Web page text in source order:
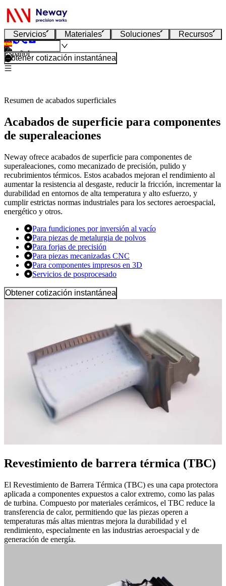
Servicios Materiales Soluciones Recursos
Español
Obtener cotización instantánea
Resumen de acabados superficiales
Acabados de superficie para componentes
de superaleaciones
Neway ofrece acabados de superficie para componentes de
superaleaciones, como mecanizado de precisión, pulido y
recubrimientos térmicos. Estos acabados mejoran el rendimiento al
aumentar la resistencia al desgaste, reducir la fricción, incrementar la
durabilidad en entornos de alta temperatura y alto esfuerzo, y
cumplir estrictas normas industriales para los sectores aeroespacial,
energético y otros.
Para fundiciones por inversión al vacío
Para piezas de metalurgia de polvos
Para forjas de precisión
Para piezas mecanizadas CNC
Para componentes impresos en 3D
Servicios de posprocesado
Obtener cotización instantánea
Revestimiento de barrera térmica (TBC)
El Revestimiento de Barrera Térmica (TBC) es una capa protectora
aplicada a componentes expuestos a calor extremo, como las palas
de turbina. Compuesto por materiales cerámicos, el TBC reduce la
transferencia de calor, permitiendo que las piezas operen a
temperaturas más altas mientras mejora la durabilidad y el
rendimiento, especialmente en las industrias aeroespacial y de
generación de energía.